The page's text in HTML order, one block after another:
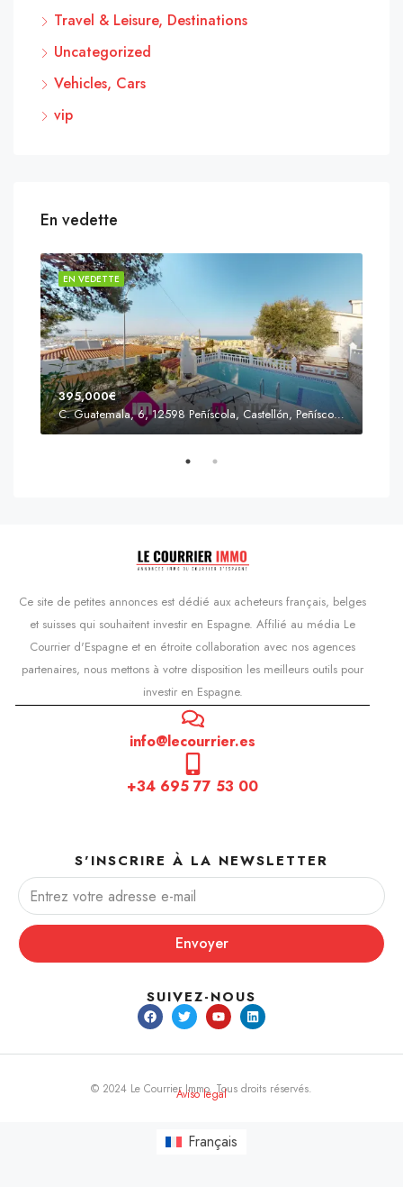
Travel & Leisure, Destinations
Uncategorized
Vehicles, Cars
vip
En vedette
EN VEDETTE
395,000€
C. Guatemala, 6, 12598 Peñíscola, Castellón, Peñíscola, Communauté valencienne
Ce site de petites annonces est dédié aux acheteurs français, belges
et suisses qui souhaitent investir en Espagne. Affilié au média Le
Courrier d'Espagne et en étroite collaboration avec nos agences
partenaires, nous mettons à votre disposition les meilleurs outils pour
investir en Espagne.
info@lecourrier.es
+34 695 77 53 00
S'INSCRIRE À LA NEWSLETTER
Envoyer
SUIVEZ-NOUS
© 2024 Le Courrier Immo. Tous droits réservés.
Aviso legal
Français